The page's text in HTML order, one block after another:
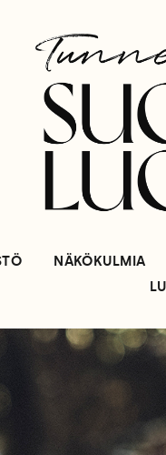
NÄKÖKULMIA